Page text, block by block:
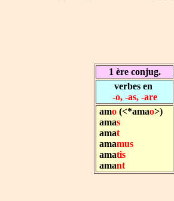
1 ère conjug.
verbes en
-o, -as, -are
amo (<*amao>)
amas
amat
amamus
amatis
amant